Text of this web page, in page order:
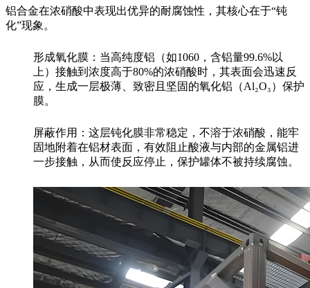
铝合金在浓硝酸中表现出优异的耐腐蚀性，其核心在于“钝
化”现象。
形成氧化膜：当高纯度铝（如1060，含铝量99.6%以
上）接触到浓度高于80%的浓硝酸时，其表面会迅速反
应，生成一层极薄、致密且坚固的氧化铝（Al₂O₃）保护
膜。
屏蔽作用：这层钝化膜非常稳定，不溶于浓硝酸，能牢
固地附着在铝材表面，有效阻止酸液与内部的金属铝进
一步接触，从而使反应停止，保护罐体不被持续腐蚀。